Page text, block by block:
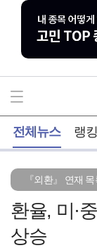
전체뉴스 랭
『외환』 연재
환율, 미·
상승